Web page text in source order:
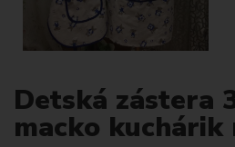
Detská zástera
macko kuchárik